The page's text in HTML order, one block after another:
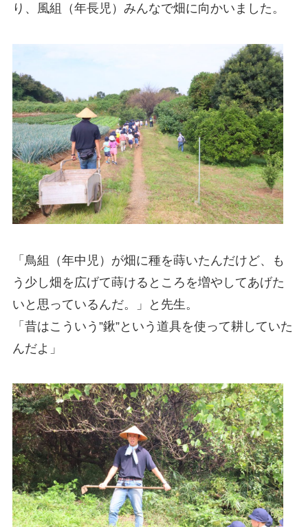
り、風組（年長児）みんなで畑に向かいました。
「鳥組（年中児）が畑に種を蒔いたんだけど、も
う少し畑を広げて蒔けるところを増やしてあげた
いと思っているんだ。」と先生。
「昔はこういう”鍬”という道具を使って耕していた
んだよ」